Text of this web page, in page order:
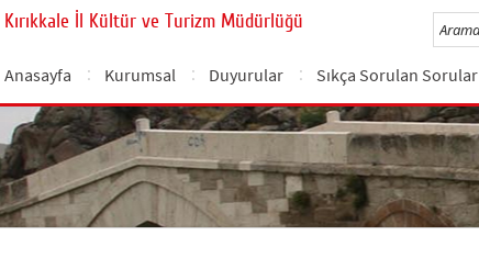
Kırıkkale İl Kültür ve Turizm Müdürlüğü
Anasayfa Kurumsal Duyurular Sıkça Sorulan Sorular